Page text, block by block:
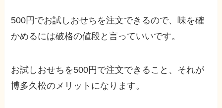
500円でお試しおせちを注文できるので、味を確
かめるには破格の値段と言っていいです。
お試しおせちを500円で注文できること、それが
博多久松のメリットになります。